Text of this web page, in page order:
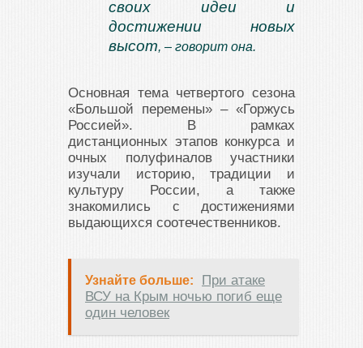
своих идеи и
достижении новых
высот, – говорит она.
Основная тема четвертого сезона
«Большой перемены» – «Горжусь
Россией». В рамках
дистанционных этапов конкурса и
очных полуфиналов участники
изучали историю, традиции и
культуру России, а также
знакомились с достижениями
выдающихся соотечественников.
Узнайте больше:
При атаке
ВСУ на Крым ночью погиб еще
один человек